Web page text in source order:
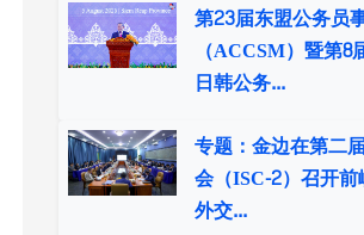
第23届东盟公务员
（ACCSM）暨第8
日韩公务...
专题：金边在第二
会（ISC-2）召开
外交...